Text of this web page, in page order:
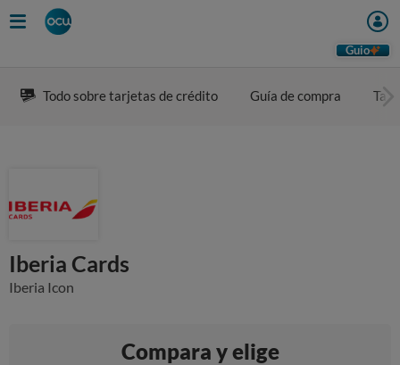
Guio
Todo sobre tarjetas de crédito Guía de compra
Iberia Cards
Iberia Icon
Compara y elige